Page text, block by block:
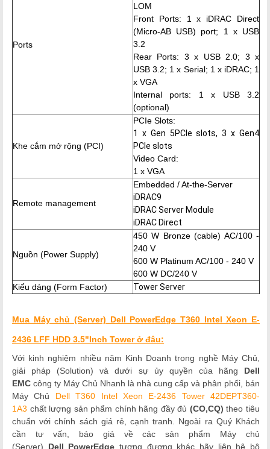
Ports
LOM
Front Ports: 1 x iDRAC Direct
(Micro-AB USB) port; 1 x USB
3.2
Rear Ports: 3 x USB 2.0; 3 x
USB 3.2; 1 x Serial; 1 x iDRAC; 1
x VGA
Internal ports: 1 x USB 3.2
(optional)
Khe cắm mở rộng (PCI)
PCIe Slots:
1 x Gen 5PCIe slots, 3 x Gen4
PCIe slots
Video Card:
1 x VGA
Remote management
Embedded / At-the-Server
iDRAC9
iDRAC Server Module
iDRAC Direct
Nguồn (Power Supply)
450 W Bronze (cable) AC/100 -
240 V
600 W Platinum AC/100 - 240 V
600 W DC/240 V
Kiểu dáng (Form Factor)
Tower Server
Mua Máy chủ (Server) Dell PowerEdge T360 Intel Xeon E-
2436 LFF HDD 3.5"Inch Tower ở đâu:
Với kinh nghiệm nhiều năm Kinh Doanh trong nghề Máy Chủ,
giải pháp (Solution) và dưới sự ủy quyền của hãng Dell
EMC công ty Máy Chủ Nhanh là nhà cung cấp và phân phối, bán
Máy Chủ Dell T360 Intel Xeon E-2436 Tower 42DEPT360-
1A3 chất lượng sản phẩm chính hãng đầy đủ (CO,CQ) theo tiêu
chuẩn với chính sách giá rẻ, cạnh tranh. Ngoài ra Quý Khách
cần tư vấn, báo giá về các sản phẩm Máy chủ
(Server) Dell PowerEdge tương đương khác hãy liên hệ bộ